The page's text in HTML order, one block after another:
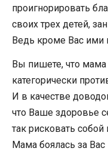
проигнорировать
своих трех детей,
Ведь кроме Вас ими
Вы пишете, что мама
категорически
И в качестве
что Ваше здоровье
так рисковать
Мама боялась за Вас